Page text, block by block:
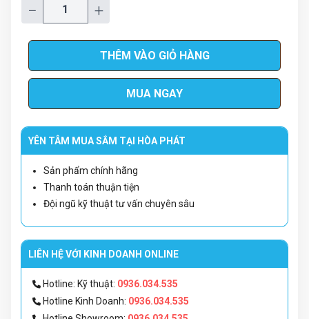
− +
THÊM VÀO GIỎ HÀNG
MUA NGAY
YÊN TÂM MUA SẮM TẠI HÒA PHÁT
Sản phẩm chính hãng
Thanh toán thuận tiện
Đội ngũ kỹ thuật tư vấn chuyên sâu
LIÊN HỆ VỚI KINH DOANH ONLINE
Hotline: Kỹ thuật: 0936.034.535
Hotline Kinh Doanh: 0936.034.535